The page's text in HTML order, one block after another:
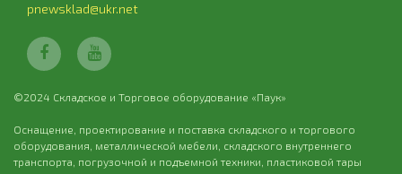
pnewsklad@ukr.net
©2024 Складское и Торговое оборудование «Паук»
Оснащение, проектирование и поставка складского и торгового
оборудования, металлической мебели, складского внутреннего
транспорта, погрузочной и подъемной техники, пластиковой тары